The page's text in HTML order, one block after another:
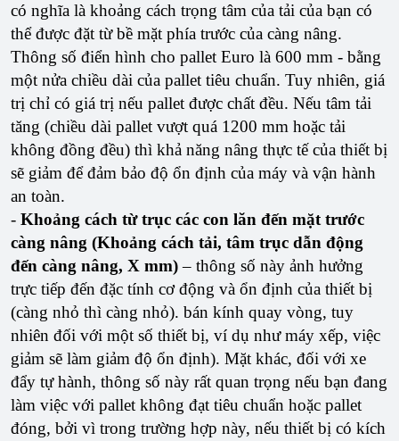
có nghĩa là khoảng cách trọng tâm của tải của bạn có
thể được đặt từ bề mặt phía trước của càng nâng.
Thông số điển hình cho pallet Euro là 600 mm - bằng
một nửa chiều dài của pallet tiêu chuẩn. Tuy nhiên, giá
trị chỉ có giá trị nếu pallet được chất đều. Nếu tâm tải
tăng (chiều dài pallet vượt quá 1200 mm hoặc tải
không đồng đều) thì khả năng nâng thực tế của thiết bị
sẽ giảm để đảm bảo độ ổn định của máy và vận hành
an toàn.
- Khoảng cách từ trục các con lăn đến mặt trước
càng nâng (Khoảng cách tải, tâm trục dẫn động
đến càng nâng, X mm)– thông số này ảnh hưởng
trực tiếp đến đặc tính cơ động và ổn định của thiết bị
(càng nhỏ thì càng nhỏ). bán kính quay vòng, tuy
nhiên đối với một số thiết bị, ví dụ như máy xếp, việc
giảm sẽ làm giảm độ ổn định). Mặt khác, đối với xe
đẩy tự hành, thông số này rất quan trọng nếu bạn đang
làm việc với pallet không đạt tiêu chuẩn hoặc pallet
đóng, bởi vì trong trường hợp này, nếu thiết bị có kích